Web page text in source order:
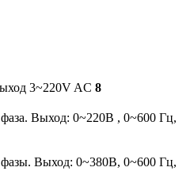
3~220V AC 8
Выход: 0~220В , 0~600 Гц,
Выход: 0~380В, 0~600 Гц,